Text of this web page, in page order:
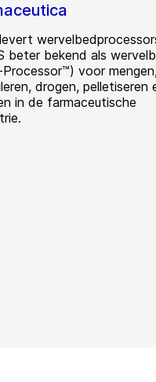
beter bekend als
voor
drogen, pelletiseren
in de farmaceutische